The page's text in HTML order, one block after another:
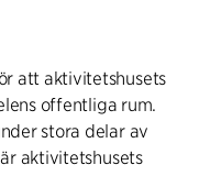
att aktivitetshusets
offentliga rum.
stora delar av
aktivitetshusets